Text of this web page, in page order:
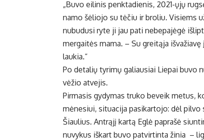
„Buvo eilinis penktadienis, 2021-ųjų
namo šėliojo su tėčiu ir broliu. Visiems
nubudusi ryte ji jau pati nebepajėgė
mergaitės mama. – Su greitąja
laukia.“
Po detalių tyrimų galiausiai Liepai buvo
vėžio atvejis.
Pirmasis gydymas truko beveik metus,
mėnesiui, situacija pasikartojo: dėl
Šiaulius. Antrąjį kartą Eglė paprašė
nuvykus iškart buvo patvirtinta žinia –